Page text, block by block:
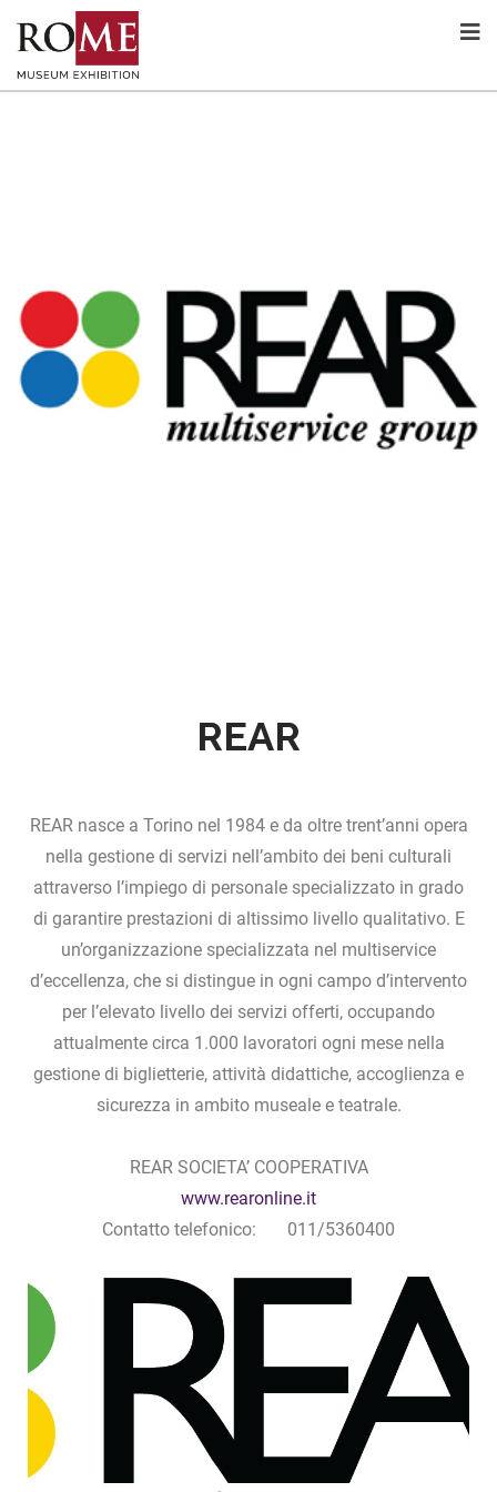
REAR
REAR nasce a Torino nel 1984 e da oltre trent’anni opera
nella gestione di servizi nell’ambito dei beni culturali
attraverso l’impiego di personale specializzato in grado
di garantire prestazioni di altissimo livello qualitativo. E
un’organizzazione specializzata nel multiservice
d’eccellenza, che si distingue in ogni campo d’intervento
per l’elevato livello dei servizi offerti, occupando
attualmente circa 1.000 lavoratori ogni mese nella
gestione di biglietterie, attività didattiche, accoglienza e
sicurezza in ambito museale e teatrale.
REAR SOCIETA’ COOPERATIVA
www.rearonline.it
Contatto telefonico: 011/5360400